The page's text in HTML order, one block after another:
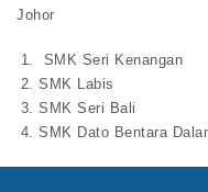
Johor
SMK Seri Kenangan
SMK Labis
SMK Seri Bali
SMK Dato Bentara